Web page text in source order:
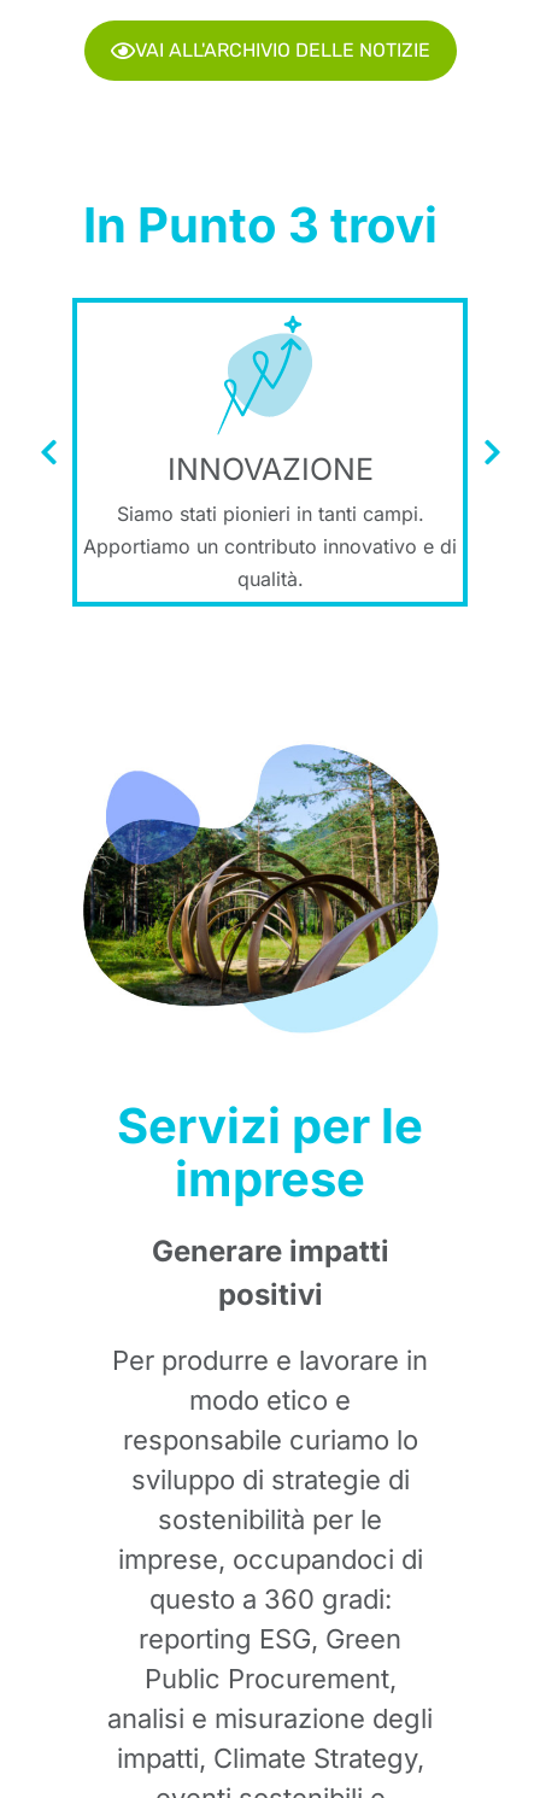
VAI ALL'ARCHIVIO DELLE NOTIZIE
In Punto 3 trovi
INNOVAZIONE
Siamo stati pionieri in tanti campi.
Apportiamo un contributo innovativo e di
qualità.
Servizi per le
imprese
Generare impatti
positivi
Per produrre e lavorare in
modo etico e
responsabile curiamo lo
sviluppo di strategie di
sostenibilità per le
imprese, occupandoci di
questo a 360 gradi:
reporting ESG, Green
Public Procurement,
analisi e misurazione degli
impatti, Climate Strategy,